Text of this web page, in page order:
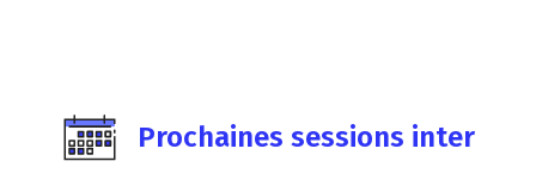
Prochaines sessions inter